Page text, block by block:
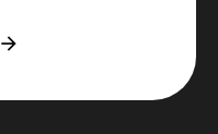
arrow_forward